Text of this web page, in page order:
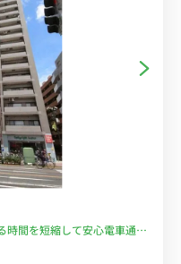
時間を短縮して安心電車通勤